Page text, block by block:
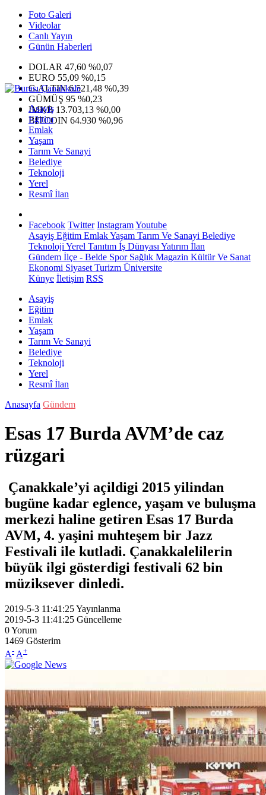
Foto Galeri
Videolar
Canlı Yayın
Günün Haberleri
DOLAR 47,60 %0,07
EURO 55,09 %0,15
G.ALTIN6.521,48 %0,39
GÜMÜŞ 95 %0,23
IMKB 13.703,13 %0,00
BITCOIN 64.930 %0,96
Asayiş
Eğitim
Emlak
Yaşam
Tarım Ve Sanayi
Belediye
Teknoloji
Yerel
Resmî İlan
Facebook Twitter InstagramYoutube
Asayiş Eğitim EmlakYaşam Tarım Ve Sanayi Belediye
Teknoloji Yerel Tanıtım İş Dünyası Yatırım İlan
Gündem İlçe - Belde SporSağlık Magazin Kültür Ve Sanat
Ekonomi Siyaset Turizm Üniversite
Künye İletişim RSS
Asayiş
Eğitim
Emlak
Yaşam
Tarım Ve Sanayi
Belediye
Teknoloji
Yerel
Resmî İlan
Anasayfa Gündem
Esas 17 Burda AVM’de caz
rüzgari
Çanakkale’yi açildigi 2015 yilindan
bugüne kadar eglence, yaşam ve buluşma
merkezi haline getiren Esas 17 Burda
AVM, 4. yaşini muhteşem bir Jazz
Festivali ile kutladi. Çanakkalelilerin
büyük ilgi gösterdigi festivali 62 bin
müziksever dinledi.
2019-5-3 11:41:25Yayınlanma
2019-5-3 11:41:25 Güncelleme
0Yorum
1469 Gösterim
A- A+